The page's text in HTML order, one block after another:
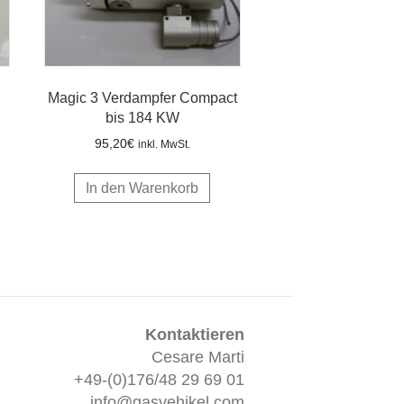
Magic 3 Verdampfer Compact
bis 184 KW
95,20€ inkl. MwSt.
In den Warenkorb
Kontaktieren
Cesare Marti
+49-(0)176/48 29 69 01